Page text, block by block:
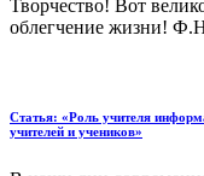
Творчество! Вот
облегчение жизни!
Статья: «Роль учителя
учителей и учеников»